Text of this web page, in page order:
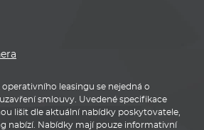
leasingu se nejedná o
smlouvy. Uvedené specifikace
lišit dle aktuální nabídky poskytovatele,
nabízí. Nabídky mají pouze informativní